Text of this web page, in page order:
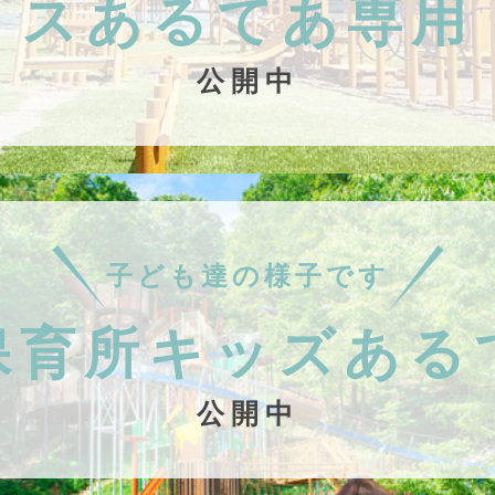
スあるてあ専用
公開中
子ども達の様子です
育所キッズある
公開中